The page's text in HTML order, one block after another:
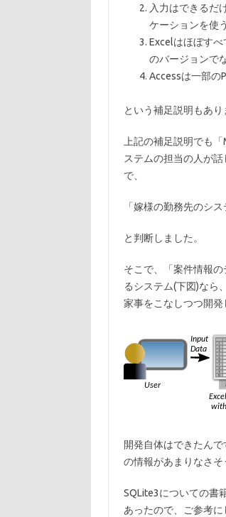
入力はできるだ
ケーションを使
Excelはほぼす
のバージョンで
Accessは一部の
という補足説明もあり
上記の補足説明でも
ステムの担当の人が
で、
「嫁様の勤務先のシ
と判断しました。
そこで、「案件情報
るシステム(下図)なら
家事をこなしつつ開発
開発自体はできたん
の情報があまりなさそ
SQLite3についての書
あったので、ご参考に